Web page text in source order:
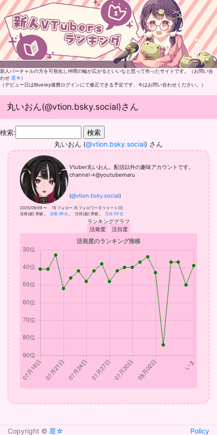
新人バーチャルの方を可視化し仲間の輪が広がるといいなと思って作ったサイトです。（お問い合
わせ 星☆）
（デビュー日はBluesky連携ログインにて修正できる予定です、今はお問い合わせください。）
丸いおん(@vtion.bsky.social)さん
検索:
丸いおん (@vtion.bsky.social) さん
Vtuber丸いおん。配信以外の趣味アカウントです。
channel→@youtubemaru
(@vtion.bsky.social)
2025/09/09 〜 15 フォロー /5 フォロワー 0 ツイート/日
活発(超) 突破 , 活発 39 位 , 注目(超) 突破 , 注目 55 位
ランキンググラフ
活発度
注目度
Copyright © 星☆ Policy